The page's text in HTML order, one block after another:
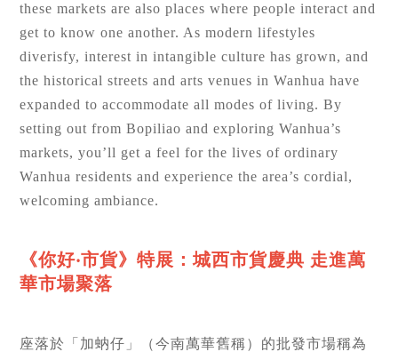
these markets are also places where people interact and
get to know one another. As modern lifestyles
diverisfy, interest in intangible culture has grown, and
the historical streets and arts venues in Wanhua have
expanded to accommodate all modes of living. By
setting out from Bopiliao and exploring Wanhua’s
markets, you’ll get a feel for the lives of ordinary
Wanhua residents and experience the area’s cordial,
welcoming ambiance.
《你好‧市貨》特展：城西市貨慶典 走進萬
華市場聚落
座落於「加蚋仔」（今南萬華舊稱）的批發市場稱為